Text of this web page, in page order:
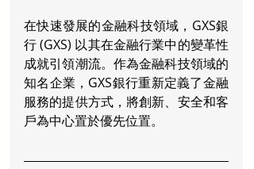
在快速發展的金融科技領域，GXS銀
行 (GXS) 以其在金融行業中的變革性
成就引領潮流。作為金融科技領域的
知名企業，GXS銀行重新定義了金融
服務的提供方式，將創新、安全和客
戶為中心置於優先位置。